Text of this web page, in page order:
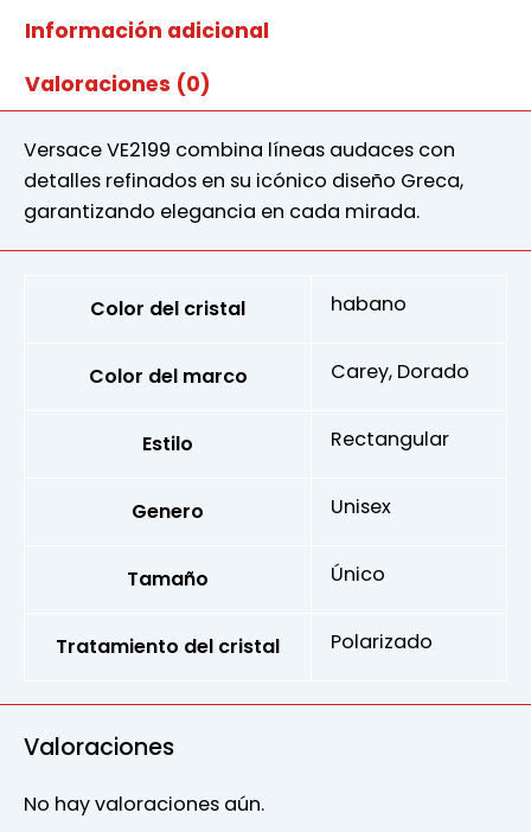
Información adicional
Valoraciones (0)
Versace VE2199 combina líneas audaces con
detalles refinados en su icónico diseño Greca,
garantizando elegancia en cada mirada.
Color del cristal habano
Color del marco Carey, Dorado
Estilo Rectangular
Genero Unisex
Tamaño Único
Tratamiento del cristal Polarizado
Valoraciones
No hay valoraciones aún.